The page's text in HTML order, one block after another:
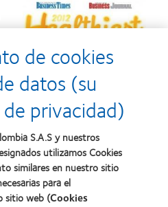
de cookies
datos (su
privacidad)
S.A.S y nuestros
utilizamos Cookies
similares en nuestro sitio
para el
sitio web (Cookies